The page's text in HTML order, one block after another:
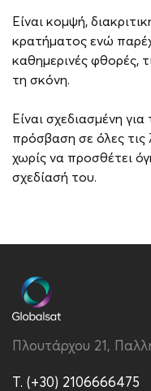
Είναι κομψή,
κρατήματος ενώ
καθημερινές φθορές,
τη σκόνη.
Είναι σχεδιασμένη
πρόσβαση σε όλες τις
χωρίς να προσθέτει
σχεδίασή του.
Συμβατότητα
Τύπος
Πλουτάρχου 21,
T. (+30) 2106666475